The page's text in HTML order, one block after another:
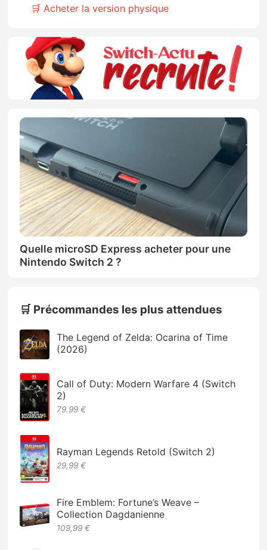
🛒 Acheter la version physique
Quelle microSD Express acheter pour une
Nintendo Switch 2 ?
🛒 Précommandes les plus attendues
The Legend of Zelda: Ocarina of Time
(2026)
Call of Duty: Modern Warfare 4 (Switch
2)
79.99 €
Rayman Legends Retold (Switch 2)
29,99 €
Fire Emblem: Fortune’s Weave –
Collection Dagdanienne
109,99 €